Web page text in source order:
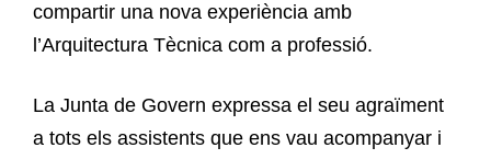
compartir una nova experiència amb
l’Arquitectura Tècnica com a professió.
La Junta de Govern expressa el seu agraïment
a tots els assistents que ens vau acompanyar i